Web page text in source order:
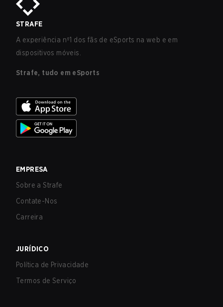
STRAFE
A experiência nº1 dos fãs de eSports na web e em
dispositivos móveis.
Strafe, tudo em eSports
EMPRESA
Sobre a Strafe
Contate-Nos
Carreira
JURÍDICO
Política de Privacidade
Termos de Serviço